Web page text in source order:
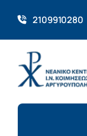
content
2109910280